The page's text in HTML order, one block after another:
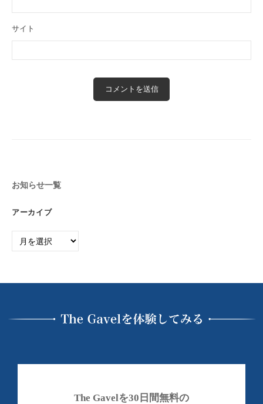
サイト
お知らせ一覧
アーカイブ
ー
The Gavelを30日間無料の